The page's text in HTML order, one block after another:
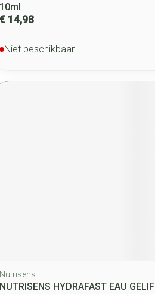
10ml
€ 14,98
Niet beschikbaar
Nutrisens
NUTRISENS HYDRAFAST EAU GELIF